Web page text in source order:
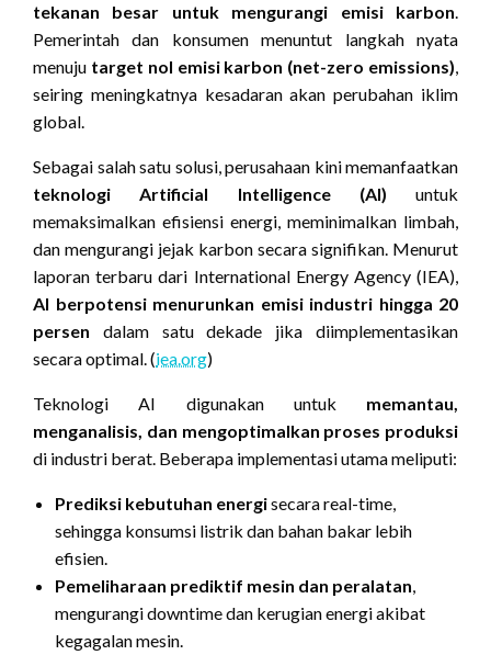
tekanan besar untuk mengurangi emisi karbon.
Pemerintah dan konsumen menuntut langkah nyata
menuju target nol emisi karbon (net-zero emissions),
seiring meningkatnya kesadaran akan perubahan iklim
global.
Sebagai salah satu solusi, perusahaan kini memanfaatkan
teknologi Artificial Intelligence (AI) untuk
memaksimalkan efisiensi energi, meminimalkan limbah,
dan mengurangi jejak karbon secara signifikan. Menurut
laporan terbaru dari International Energy Agency (IEA),
AI berpotensi menurunkan emisi industri hingga 20
persen dalam satu dekade jika diimplementasikan
secara optimal. (iea.org)
Teknologi AI digunakan untuk memantau,
menganalisis, dan mengoptimalkan proses produksi
di industri berat. Beberapa implementasi utama meliputi:
Prediksi kebutuhan energisecara real-time,
sehingga konsumsi listrik dan bahan bakar lebih
efisien.
Pemeliharaan prediktif mesin dan peralatan,
mengurangi downtime dan kerugian energi akibat
kegagalan mesin.